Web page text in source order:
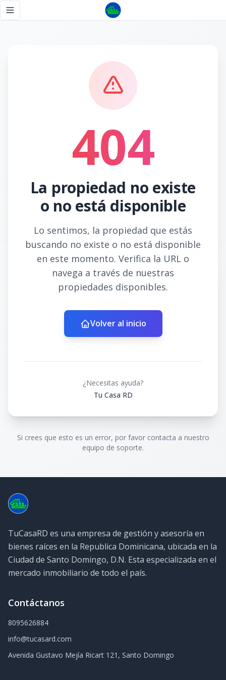
Toggle navigation menu
404
La propiedad no existe
o no está disponible
Lo sentimos, la propiedad que estás
buscando no existe o no está disponible
en este momento. Verifica la URL o
navega a través de nuestras
propiedades disponibles.
Volver al inicio
¿Necesitas ayuda?
Tu Casa RD
Si crees que esto es un error, por favor contacta a nuestro
equipo de soporte.
TuCasaRD es una empresa de gestión y asesoría en
bienes raíces en la Republica Dominicana, ubicada en la
Ciudad de Santo Domingo, D.N. Esta especializada en el
mercado inmobiliario de todo el país.
Contáctanos
8095626884
info@tucasard.com
Avenida Gustavo Mejía Ricart 121, Santo Domingo
Página no encontrada - Tu Casa RD